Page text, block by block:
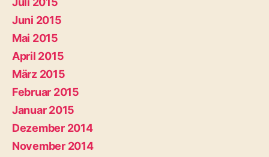
Juni 2015
Mai 2015
April 2015
März 2015
Februar 2015
Januar 2015
Dezember 2014
November 2014